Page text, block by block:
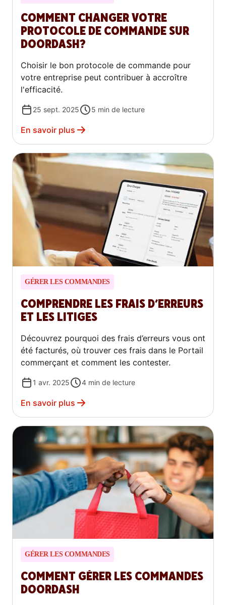
COMMENT CHANGER VOTRE
PROTOCOLE DE COMMANDE SUR
DOORDASH?
Choisir le bon protocole de commande pour
votre entreprise peut contribuer à accroître
l'efficacité.
25 sept. 2025 5 min de lecture
En savoir plus
GÉRER LES COMMANDES
COMPRENDRE LES FRAIS D’ERREURS
ET LES LITIGES
Découvrez pourquoi des frais d’erreurs vous ont
été facturés, où trouver ces frais dans le Portail
commerçant et comment les contester.
1 avr. 2025 4 min de lecture
En savoir plus
GÉRER LES COMMANDES
COMMENT GÉRER LES COMMANDES
DOORDASH